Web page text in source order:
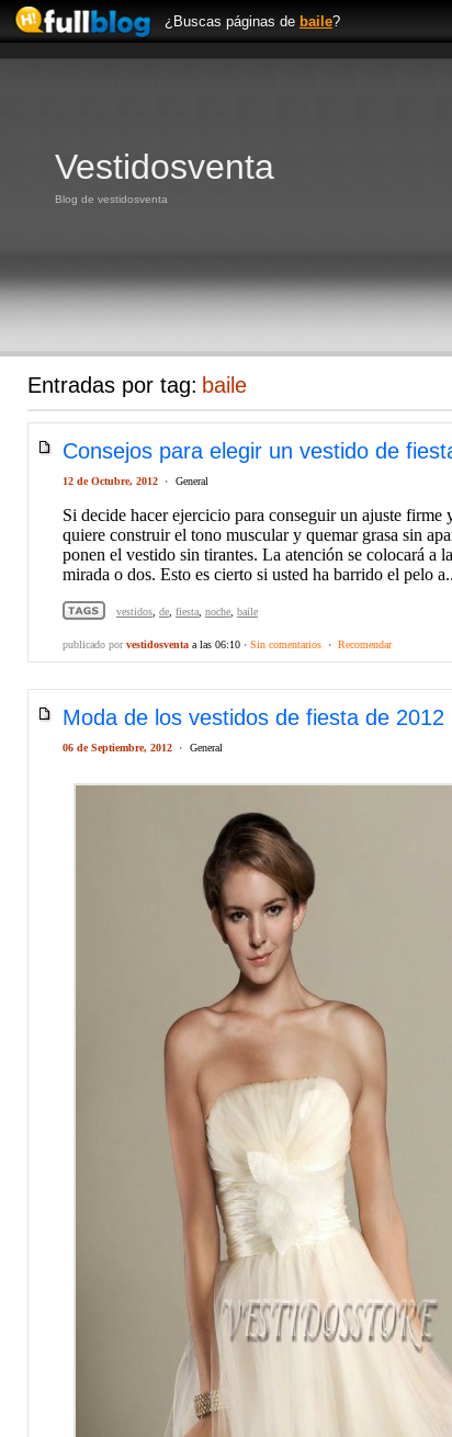
¿Buscas páginas de baile?
Vestidosventa
Blog de vestidosventa
Entradas por tag: baile
Consejos para elegir un vestido de
12 de Octubre, 2012 · General
Si decide hacer ejercicio para conseguir un ajuste firme
quiere construir el tono muscular y quemar grasa sin
ponen el vestido sin tirantes. La atención se colocará a
mirada o dos. Esto es cierto si usted ha barrido el pelo
vestidos de fiesta noche baile
publicado porvestidosventa a las 06:10 · Sin comentarios · Recomendar
Moda de los vestidos de fiesta de 2012
06 de Septiembre, 2012 · General